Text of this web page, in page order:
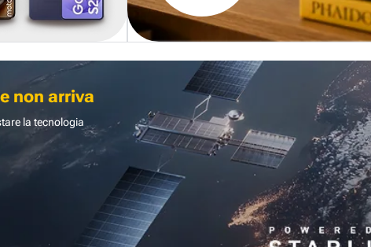
non arriva
la tecnologia